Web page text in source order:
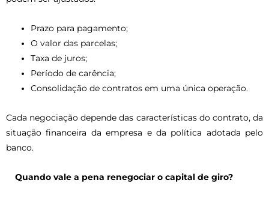
Prazo para pagamento;
O valor das parcelas;
Taxa de juros;
Período de carência;
Consolidação de contratos em uma única operação.
Cada negociação depende das características do contrato, da
situação financeira da empresa e da política adotada pelo
banco.
Quando vale a pena renegociar o capital de giro?